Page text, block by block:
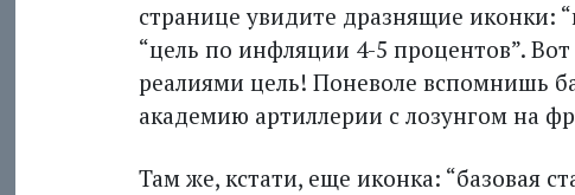
странице увидите дразнящие иконки:
“цель по инфляции 4-5 процентов”.
реалиями цель! Поневоле вспомнишь
академию артиллерии с лозунгом на
Там же, кстати, еще иконка: “базовая